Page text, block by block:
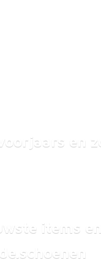
en
items